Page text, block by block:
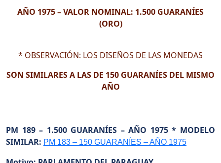
AÑO 1975 – VALOR NOMINAL: 1.500 GUARANÍES
(ORO)
* OBSERVACIÓN: LOS DISEÑOS DE LAS MONEDAS
SON SIMILARES A LAS DE 150 GUARANÍES DEL MISMO
AÑO
PM 189 – 1.500 GUARANÍES – AÑO 1975 * MODELO
SIMILAR: PM 183 – 150 GUARANÍES – AÑO 1975